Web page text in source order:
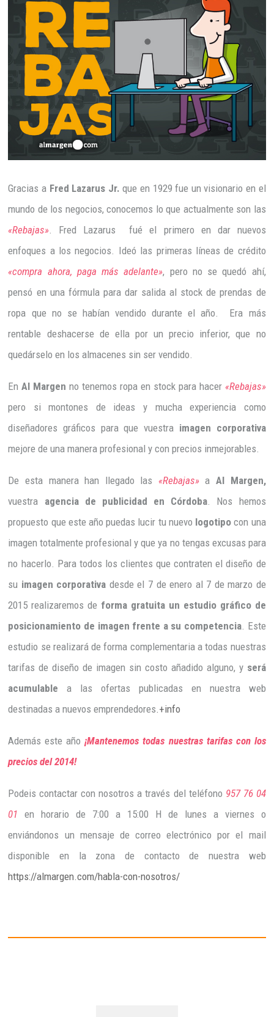
Gracias a Fred Lazarus Jr. que en 1929 fue un visionario en el
mundo de los negocios, conocemos lo que actualmente son las
«Rebajas» . Fred Lazarus fué el primero en dar nuevos
enfoques a los negocios. Ideó las primeras líneas de crédito
«compra ahora, paga más adelante», pero no se quedó ahí,
pensó en una fórmula para dar salida al stock de prendas de
ropa que no se habían vendido durante el año. Era más
rentable deshacerse de ella por un precio inferior, que no
quedárselo en los almacenes sin ser vendido.
EnAl Margen no tenemos ropa en stock para hacer «Rebajas»
pero si montones de ideas y mucha experiencia como
diseñadores gráficos para que vuestra imagen corporativa
mejore de una manera profesional y con precios inmejorables.
De esta manera han llegado las «Rebajas» a Al Margen,
vuestra agencia de publicidad en Córdoba . Nos hemos
propuesto que este año puedas lucir tu nuevo logotipo con una
imagen totalmente profesional y que ya no tengas excusas para
no hacerlo. Para todos los clientes que contraten el diseño de
su imagen corporativa desde el 7 de enero al 7 de marzo de
2015 realizaremos de forma gratuita un estudio gráfico de
posicionamiento de imagen frente a su competencia. Este
estudio se realizará de forma complementaria a todas nuestras
tarifas de diseño de imagen sin costo añadido alguno, y será
acumulable a las ofertas publicadas en nuestra web
destinadas a nuevos emprendedores .+info
Además este año¡Mantenemos todas nuestras tarifas con los
precios del 2014!
Podeis contactar con nosotros a través del teléfono 957 76 04
01 en horario de 7:00 a 15:00 H de lunes a viernes o
enviándonos un mensaje de correo electrónico por el mail
disponible en la zona de contacto de nuestra web
https://almargen.com/habla-con-nosotros/